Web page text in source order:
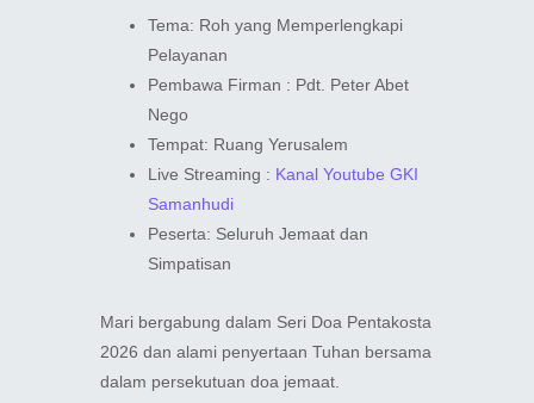
Tema: Roh yang Memperlengkapi
Pelayanan
Pembawa Firman : Pdt. Peter Abet
Nego
Tempat: Ruang Yerusalem
Live Streaming : Kanal Youtube GKI
Samanhudi
Peserta: Seluruh Jemaat dan
Simpatisan
Mari bergabung dalam Seri Doa Pentakosta
2026 dan alami penyertaan Tuhan bersama
dalam persekutuan doa jemaat.